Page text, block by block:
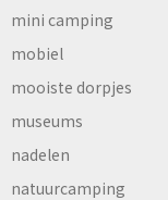
mini camping
mobiel
mooiste dorpjes
museums
nadelen
natuurcamping